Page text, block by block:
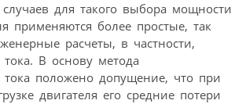
для такого выбора мощности
применяются более простые, так
расчеты, в частности,
тока. В основу метода
тока положено допущение, что при
двигателя его средние потери